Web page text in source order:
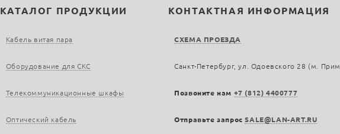
КАТАЛОГ ПРОДУКЦИИ
Кабель витая пара
Оборудование для СКС
Телекоммуникационные шкафы
Оптический кабель
КОНТАКТНАЯ ИНФОРМАЦИЯ
СХЕМА ПРОЕЗДА
Санкт-Петербург, ул. Одоевского 28 (м.
Позвоните нам +7 (812) 4400777
Отправьте запросSALE@LAN-ART.RU